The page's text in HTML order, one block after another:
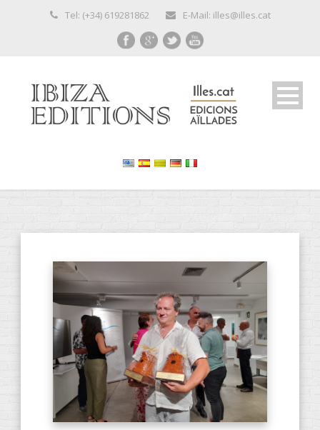
Tel: (+34) 619281862 E-Mail: illes@illes.cat